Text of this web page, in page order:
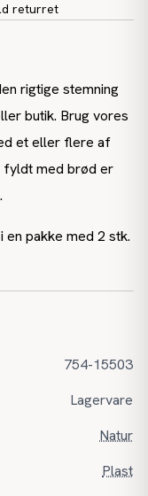
returret
rigtige stemning
butik. Brug vores
et eller flere af
fyldt med brød er
pakke med 2 stk.
754-15503
Lagervare
Natur
Plast